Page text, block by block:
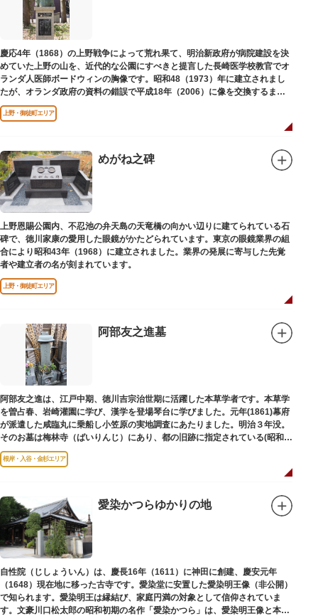
慶応4年（1868）の上野戦争によって荒れ果て、明治新政府が病院建設を決
めていた上野の山を、近代的な公園にすべきと提言した長崎医学校教官でオ
ランダ人医師ボードウィンの胸像です。昭和48（1973）年に建立されまし
たが、オランダ政府の資料の錯誤で平成18年（2006）に像を交換するまで
は博士の弟の像でした。
上野・御徒町エリア
めがね之碑
上野恩賜公園内、不忍池の弁天島の天竜橋の向かい辺りに建てられている石
碑で、徳川家康の愛用した眼鏡がかたどられています。東京の眼鏡業界の組
合により昭和43年（1968）に建立されました。業界の発展に寄与した先覚
者や建立者の名が刻まれています。
上野・御徒町エリア
阿部友之進墓
阿部友之進は、江戸中期、徳川吉宗治世期に活躍した本草学者です。本草学
を曽占春、岩崎灌園に学び、漢学を登場琴台に学びました。元年(1861)幕府
が派遣した咸臨丸に乗船し小笠原の実地調査にあたりました。明治３年没。
そのお墓は梅林寺（ばいりんじ）にあり、都の旧跡に指定されている(昭和３
年指定)。
根岸・入谷・金杉エリア
愛染かつらゆかりの地
自性院（じしょういん）は、慶長16年（1611）に神田に創建、慶安元年
（1648）現在地に移った古寺です。愛染堂に安置した愛染明王像（非公開）
で知られます。愛染明王は縁結び、家庭円満の対象として信仰されていま
す。文豪川口松太郎の昭和初期の名作「愛染かつら」は、愛染明王像と本堂